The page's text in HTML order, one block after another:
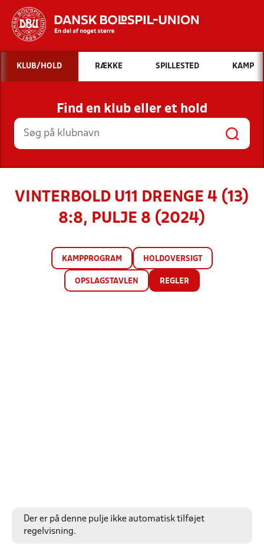
Hvad vil du søge efter?
INDHOLD OG NYHEDER
STILLINGER, RESULTATER, KLUBBER OG
HOLD
KLUB/HOLD RÆKKE SPILLESTED KAMP
Find en klub eller et hold
VINTERBOLD U11 DRENGE 4 (13)
8:8, PULJE 8 (2024)
KAMPPROGRAM HOLDOVERSIGT
OPSLAGSTAVLEN REGLER
Der er på denne pulje ikke automatisk tilføjet
regelvisning.